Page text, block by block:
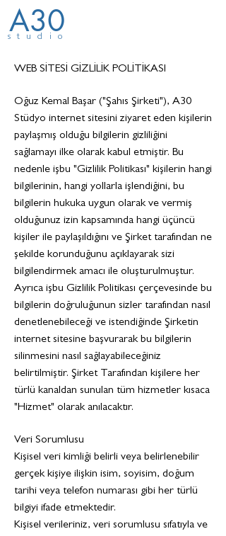
studio
A30
WEB SİTESİ GİZLİLİK POLİTİKASI
Oğuz Kemal Başar ("Şahıs Şirketi"), A30
Stüdyo internet sitesini ziyaret eden kişilerin
paylaşmış olduğu bilgilerin gizliliğini
sağlamayı ilke olarak kabul etmiştir. Bu
nedenle işbu "Gizlilik Politikası" kişilerin hangi
bilgilerinin, hangi yollarla işlendiğini, bu
bilgilerin hukuka uygun olarak ve vermiş
olduğunuz izin kapsamında hangi üçüncü
kişiler ile paylaşıldığını ve Şirket tarafından ne
şekilde korunduğunu açıklayarak sizi
bilgilendirmek amacı ile oluşturulmuştur.
Ayrıca işbu Gizlilik Politikası çerçevesinde bu
bilgilerin doğruluğunun sizler tarafından nasıl
denetlenebileceği ve istendiğinde Şirketin
internet sitesine başvurarak bu bilgilerin
silinmesini nasıl sağlayabileceğiniz
belirtilmiştir. Şirket Tarafından kişilere her
türlü kanaldan sunulan tüm hizmetler kısaca
"Hizmet" olarak anılacaktır.
Veri Sorumlusu
Kişisel veri kimliği belirli veya belirlenebilir
gerçek kişiye ilişkin isim, soyisim, doğum
tarihi veya telefon numarası gibi her türlü
bilgiyi ifade etmektedir.
Kişisel verileriniz, veri sorumlusu sıfatıyla ve